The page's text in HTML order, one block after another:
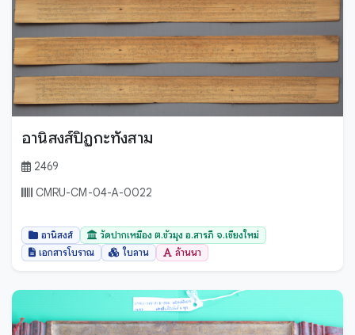
อานิสงส์ปิฏกะทังสาม
2469
CMRU-CM-04-A-0022
อานิสงส์
วัดปากเหมือง ต.ขัวมุง อ.สารภี จ.เชียงใหม่
เอกสารโบราณ
ใบลาน ล้านนา